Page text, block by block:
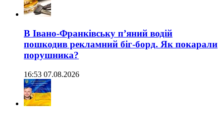
В Івано-Франківську п’яний водій
пошкодив рекламний біг-борд. Як покарали
порушника?
16:53 07.08.2026